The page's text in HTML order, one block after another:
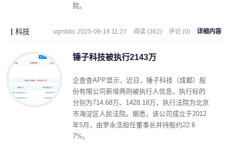
院。
科技 ugmbbc 2025-09-18 11:27 阅读 (362) 评论 (0) 详细内容
锤子科技被执行2143万
企查查APP显示，近日，锤子科技（成都）股
份有限公司新增两则被执行人信息，执行标的
分别为714.68万、1428.18万，执行法院为北京
市海淀区人民法院。据悉，该公司成立于2012
年5月，由罗永浩担任董事长并持股约22.6
7%。